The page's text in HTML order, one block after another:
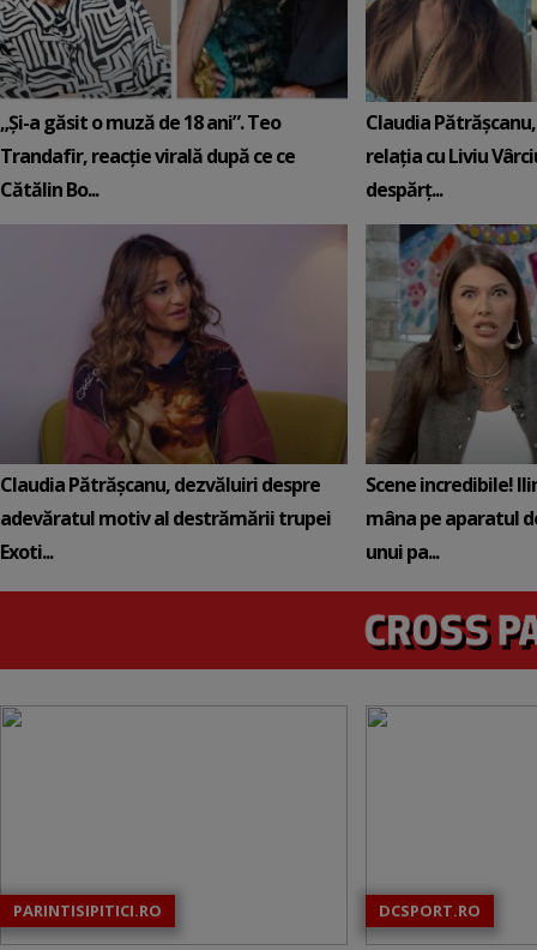
„Și-a găsit o muză de 18 ani”. Teo
Trandafir, reacție virală după ce ce
Cătălin Bo...
Claudia
relația cu Liviu
despărț...
Claudia Pătrășcanu, dezvăluiri despre
adevăratul motiv al destrămării trupei
Exoti...
Scene incredibile!
mâna pe aparatul
unui pa...
PARINTISIPITICI.RO DCSPORT.RO